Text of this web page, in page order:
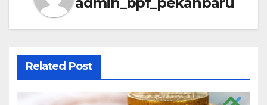
Related Post